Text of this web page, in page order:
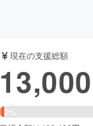
ンス
現在の支援総額
13,000
2%